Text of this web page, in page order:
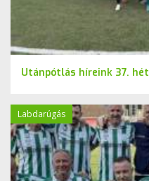
Utánpótlás híreink 37. hét
Labdarúgás